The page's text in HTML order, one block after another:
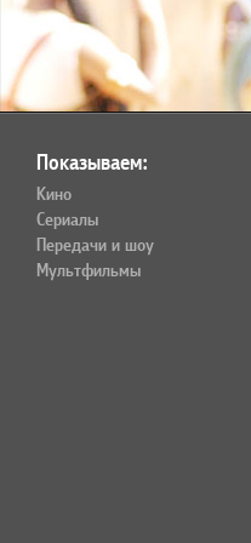
Показываем:
Кино
Сериалы
Передачи и шоу
Мультфильмы